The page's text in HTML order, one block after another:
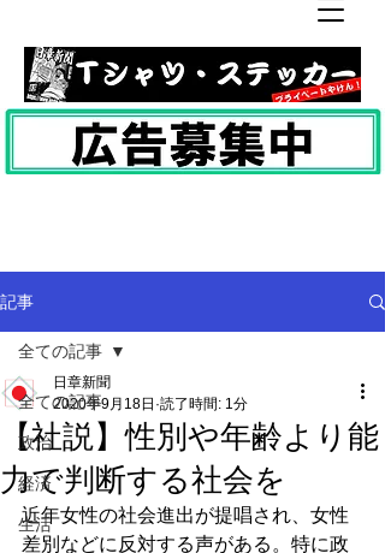
記事
全ての記事
政治
経済
生活
全ての記事
【社説】性別や年齢より能
力で判断する社会を
日章新聞
2020年9月18日 読了時間: 1分
近年女性の社会進出が提唱され、女性
差別などに反対する声がある。特に政